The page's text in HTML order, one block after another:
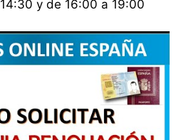
y de 16:00 a 19:00